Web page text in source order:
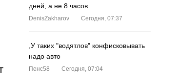
дней, а не 8 часов.
DenisZakharov Сегодня, 07:37
,У таких "водятлов" конфисковывать
надо авто
Пенс58 Сегодня, 07:04